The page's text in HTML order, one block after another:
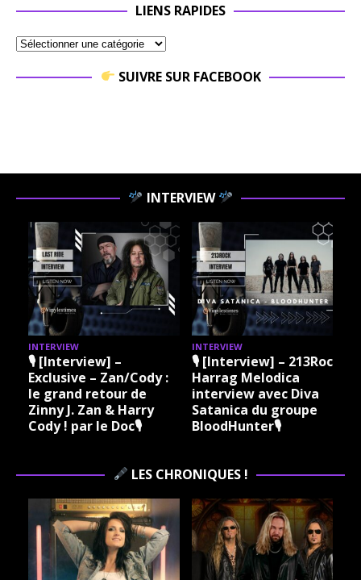
LIENS RAPIDES
SUIVRE SUR FACEBOOK
INTERVIEW
INTERVIEW
🎙 [Interview] – 213Rock
Harrag Melodica &
Madama Rock – Sylvie
Grare 20 07 2026
Vinylestimes Classic
INTERVIEW
🎙 [Interview] – 213Rock
Harrag Melodica Live
interview avec Hannes
Braun du groupe Kissin
Dynamite 🎙
LES CHRONIQUES !